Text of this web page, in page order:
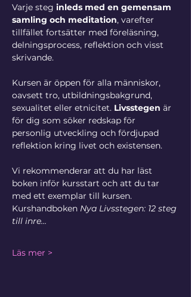
Varje steg inleds med en gemensam
samling och meditation, varefter
tillfället fortsätter med föreläsning,
delningsprocess, reflektion och visst
skrivande.
Kursen är öppen för alla människor,
oavsett tro, utbildningsbakgrund,
sexualitet eller etnicitet. Livsstegen är
för dig som söker redskap för
personlig utveckling och fördjupad
reflektion kring livet och existensen.
Vi rekommenderar att du har läst
boken inför kursstart och att du tar
med ett exemplar till kursen.
Kurshandboken Nya Livsstegen: 12 steg
till inre…
Läs mer >